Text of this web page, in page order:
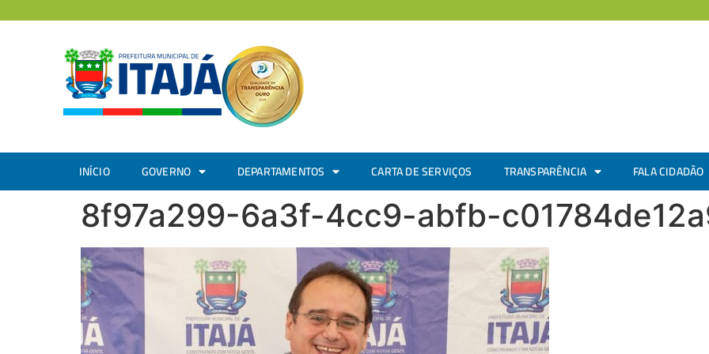
INÍCIO GOVERNO DEPARTAMENTOS CARTA DE SERVIÇOS TRANSPARÊNCIA FALA CIDADÃO
8f97a299-6a3f-4cc9-abfb-